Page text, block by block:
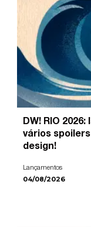
DW! RIO
vários
design!
Lançamentos
04/08/2026